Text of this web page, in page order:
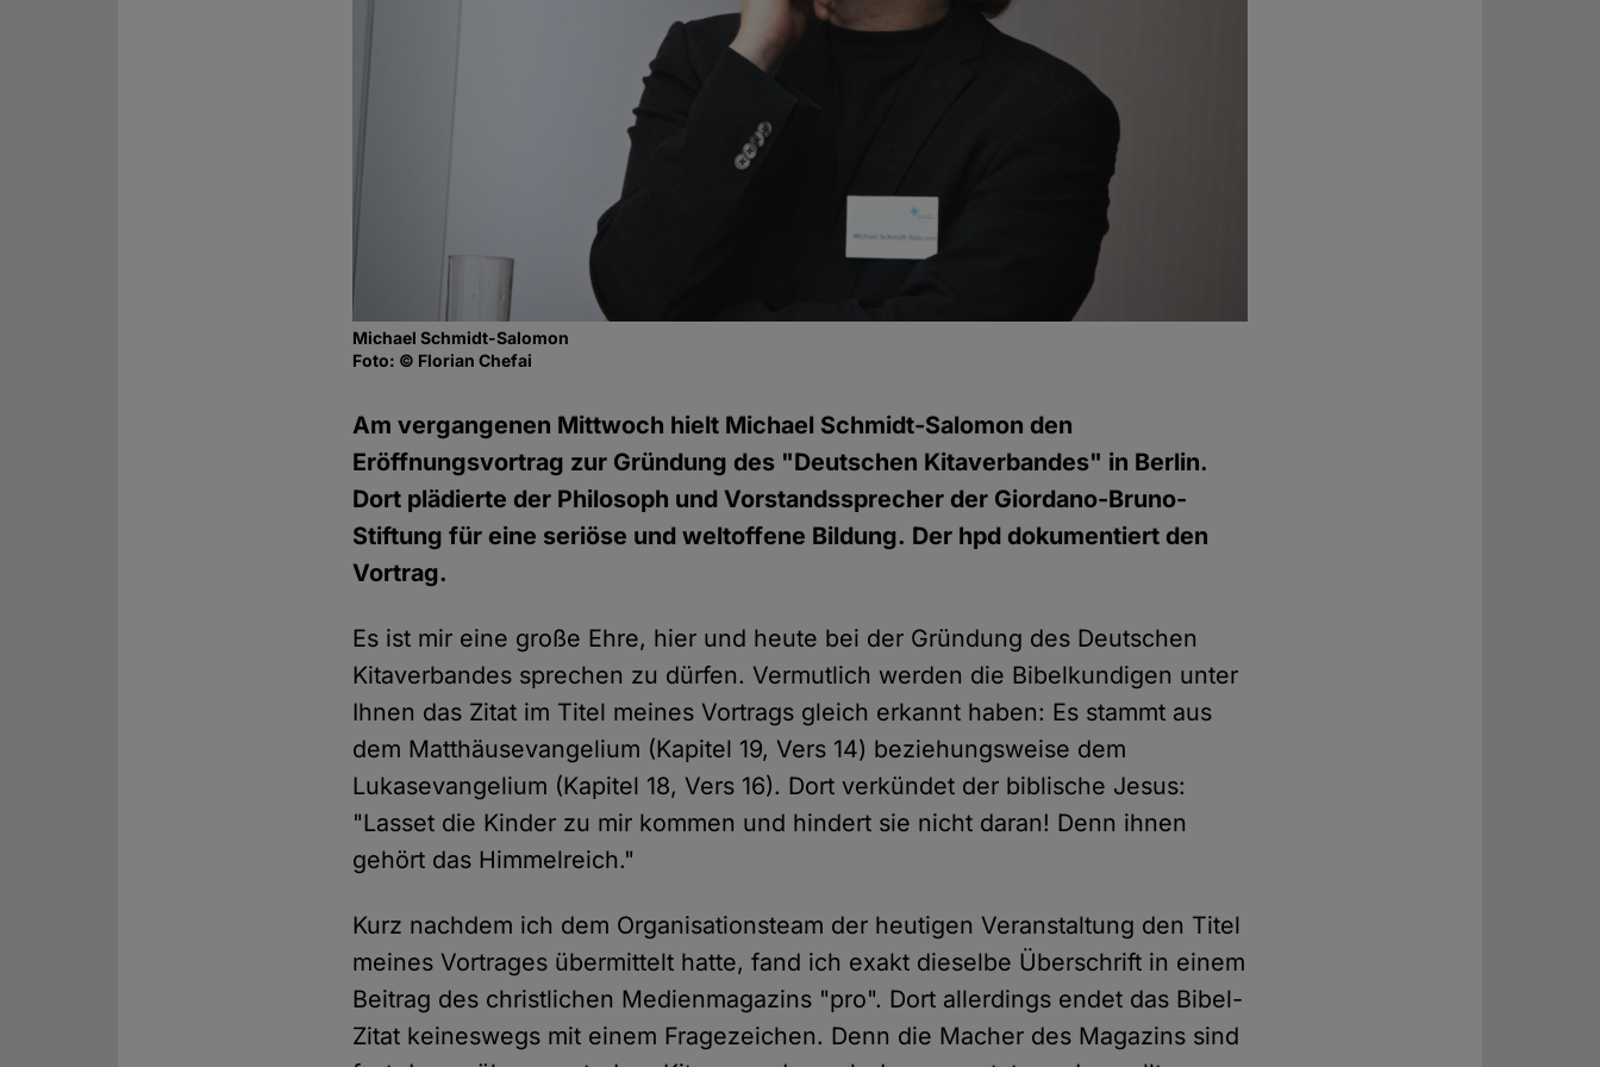
Michael Schmidt-Salomon
Foto: © Florian Chefai
Am vergangenen Mittwoch hielt Michael Schmidt-Salomon den
Eröffnungsvortrag zur Gründung des "Deutschen Kitaverbandes" in Berlin.
Dort plädierte der Philosoph und Vorstandssprecher der Giordano-Bruno-
Stiftung für eine seriöse und weltoffene Bildung. Der hpd dokumentiert den
Vortrag.
Es ist mir eine große Ehre, hier und heute bei der Gründung des Deutschen
Kitaverbandes sprechen zu dürfen. Vermutlich werden die Bibelkundigen unter
Ihnen das Zitat im Titel meines Vortrags gleich erkannt haben: Es stammt aus
dem Matthäusevangelium (Kapitel 19, Vers 14) beziehungsweise dem
Lukasevangelium (Kapitel 18, Vers 16). Dort verkündet der biblische Jesus:
"Lasset die Kinder zu mir kommen und hindert sie nicht daran! Denn ihnen
gehört das Himmelreich."
Kurz nachdem ich dem Organisationsteam der heutigen Veranstaltung den Titel
meines Vortrages übermittelt hatte, fand ich exakt dieselbe Überschrift in einem
Beitrag des christlichen Medienmagazins "pro". Dort allerdings endet das Bibel-
Zitat keineswegs mit einem Fragezeichen. Denn die Macher des Magazins sind